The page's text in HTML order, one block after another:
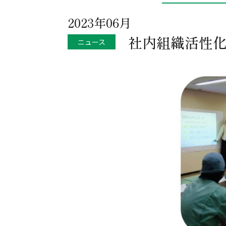
2023年06月
ニュース 社内組織活性